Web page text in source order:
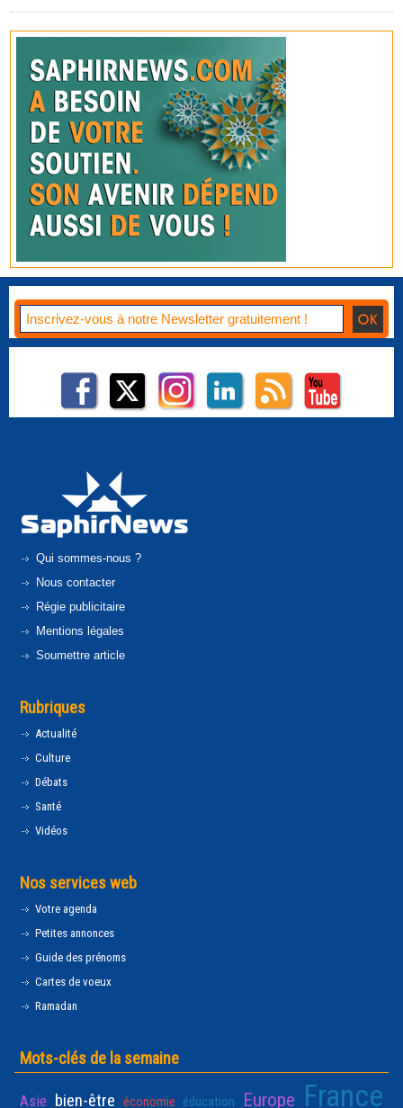
Qui sommes-nous ?
Nous contacter
Régie publicitaire
Mentions légales
Soumettre article
Rubriques
Actualité
Culture
Débats
Santé
Vidéos
Nos services web
Votre agenda
Petites annonces
Guide des prénoms
Cartes de voeux
Ramadan
Mots-clés de la semaine
Asie bien-être économie éducation Europe France